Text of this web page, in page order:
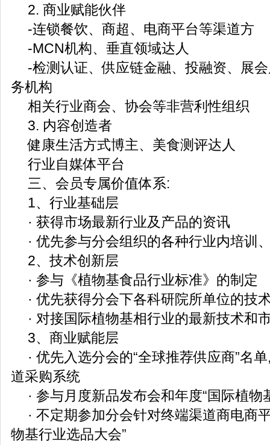
2. 商业赋能伙伴
-连锁餐饮、商超、电商平台等渠道方
-MCN机构、垂直领域达人
-检测认证、供应链金融、投融资、展
务机构
相关行业商会、协会等非营利性组织
3. 内容创造者
健康生活方式博主、美食测评达人
行业自媒体平台
三、会员专属价值体系:
1、行业基础层
· 获得市场最新行业及产品的资讯
· 优先参与分会组织的各种行业内培训
2、技术创新层
· 参与《植物基食品行业标准》的制定
· 优先获得分会下各科研院所单位的技
· 对接国际植物基相行业的最新技术和
3、商业赋能层
· 优先入选分会的“全球推荐供应商”名
道采购系统
· 参与月度新品发布会和年度“国际植物
· 不定期参加分会针对终端渠道商电商
物基行业选品大会”